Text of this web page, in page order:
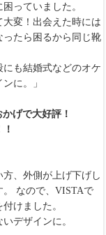
っていました。
変！出会えた時には
たら困るから同じ靴
も結婚式などのオケ
に。」
げで大好評！
、外側が上げ下げし
。 なので、VISTAで
けました。
デザインに。